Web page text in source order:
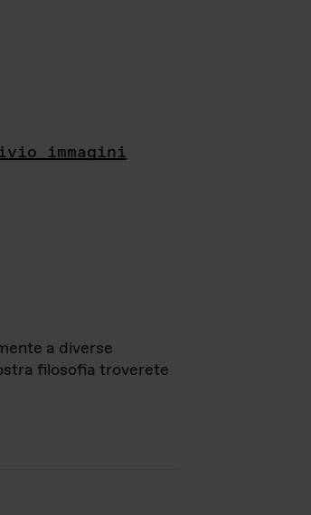
immagini
a diverse
filosofia troverete